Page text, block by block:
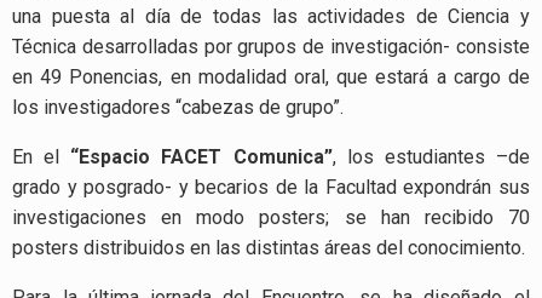
una puesta al día de todas las actividades de Ciencia y
Técnica desarrolladas por grupos de investigación- consiste
en 49 Ponencias, en modalidad oral, que estará a cargo de
los investigadores “cabezas de grupo”.
En el “Espacio FACET Comunica”, los estudiantes –de
grado y posgrado- y becarios de la Facultad expondrán sus
investigaciones en modo posters; se han recibido 70
posters distribuidos en las distintas áreas del conocimiento.